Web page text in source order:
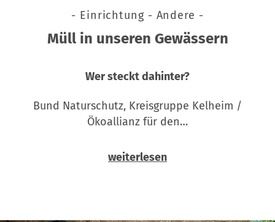
- Einrichtung - Andere -
Müll in unseren Gewässern
Wer steckt dahinter?
Bund Naturschutz, Kreisgruppe Kelheim /
Ökoallianz für den…
weiterlesen